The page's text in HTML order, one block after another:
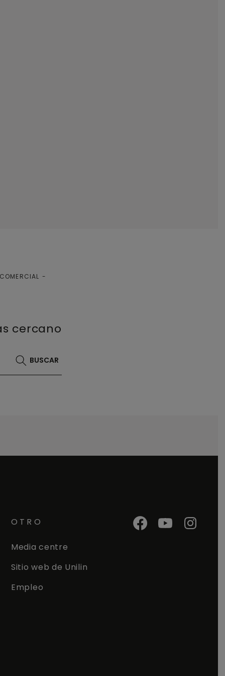
cercano
BUSCAR
OTRO
Media centre
Sitio web de Unilin
Empleo